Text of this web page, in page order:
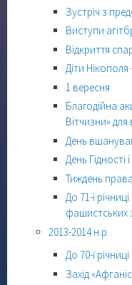
Зустріч з
Виступи
Відкриття
Діти
1 вересня
Благодійна
Вітчизни» для
День
День Гідності
Тиждень права
До 71-ї
фашистських
2013-2014 н.р.
До 70-ї
Захід